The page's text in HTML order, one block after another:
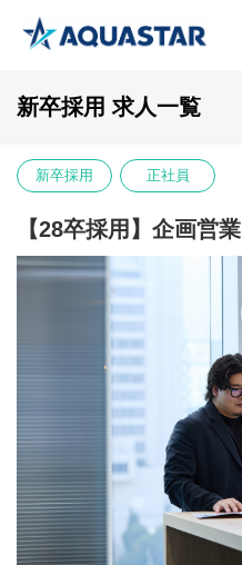
新卒採用 求人一覧
新卒採用 正社員
【28卒採用】企画営業